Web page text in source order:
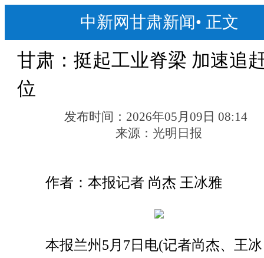
中新网甘肃新闻• 正文
甘肃：挺起工业脊梁 加速追
位
发布时间： 2026年05月09日 08:14
来源： 光明日报
作者：本报记者 尚杰 王冰雅
本报兰州5月7日电(记者尚杰、王冰